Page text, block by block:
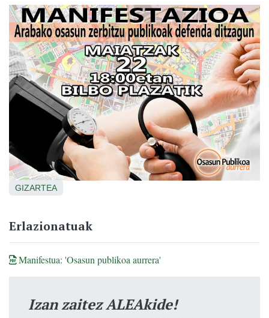
GIZARTEA
Erlazionatuak
Manifestua: 'Osasun publikoa aurrera'
Izan zaitez ALEAkide!